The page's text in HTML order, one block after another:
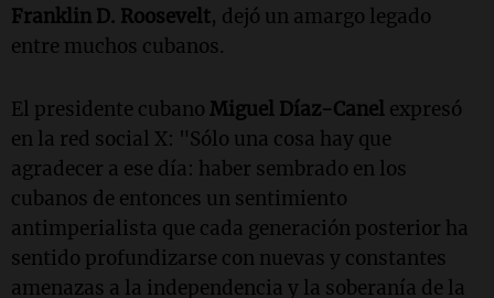
Franklin D. Roosevelt, dejó un amargo legado
entre muchos cubanos.
El presidente cubano Miguel Díaz-Canel expresó
en la red social X: "Sólo una cosa hay que
agradecer a ese día: haber sembrado en los
cubanos de entonces un sentimiento
antimperialista que cada generación posterior ha
sentido profundizarse con nuevas y constantes
amenazas a la independencia y la soberanía de la